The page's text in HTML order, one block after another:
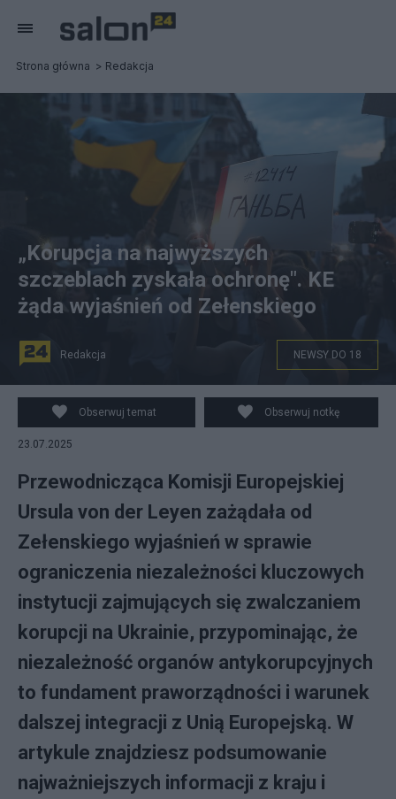
Strona główna Redakcja
Uczestnicy protestu przeciwko planom likwidacji
Narodowego Biura Antykorupcyjnego Ukrainy i
Specjalnej Prokuratury Antykorupcyjnej przeszli ulicami
Kijowa, 22 bm. Podobne manifestacje odbyły się
i we
„Korupcja na najwyższych
szczeblach zyskała ochronę". KE
żąda wyjaśnień od Zełenskiego
Redakcja NEWSY DO 18
Obserwuj temat Obserwuj notkę
23.07.2025
Przewodnicząca Komisji Europejskiej
Ursula von der Leyen zażądała od
Zełenskiego wyjaśnień w sprawie
ograniczenia niezależności kluczowych
instytucji zajmujących się zwalczaniem
korupcji na Ukrainie, przypominając, że
niezależność organów antykorupcyjnych
to fundament praworządności i warunek
dalszej integracji z Unią Europejską. W
artykule znajdziesz podsumowanie
najważniejszych informacji z kraju i